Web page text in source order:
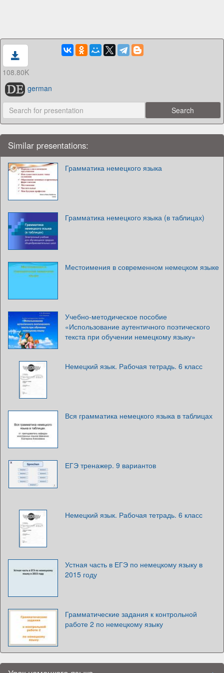
108.80K
german
Similar presentations:
Грамматика немецкого языка
Грамматика немецкого языка (в таблицах)
Местоимения в современном немецком языке
Учебно-методическое пособие
«Использование аутентичного поэтического
текста при обучении немецкому языку»
Немецкий язык. Рабочая тетрадь. 6 класс
Вся грамматика немецкого языка в таблицах
ЕГЭ тренажер. 9 вариантов
Немецкий язык. Рабочая тетрадь. 6 класс
Устная часть в ЕГЭ по немецкому языку в
2015 году
Грамматические задания к контрольной
работе 2 по немецкому языку